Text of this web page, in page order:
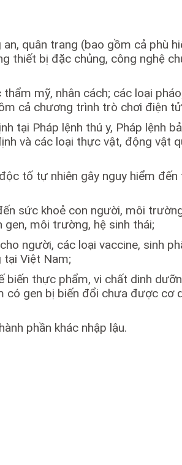
quân trang (bao gồm cả phù
thiết bị đặc chủng, công nghệ
mỹ, nhân cách; các loại
cả chương trình trò chơi điện
tại Pháp lệnh thú y, Pháp lệnh
và các loại thực vật, động vật
tố tự nhiên gây nguy hiểm
sức khoẻ con người, môi
môi trường, hệ sinh thái;
người, các loại vaccine, sinh
Việt Nam;
thực phẩm, vi chất dinh
gen bị biến đổi chưa được cơ
phần khác nhập lậu.